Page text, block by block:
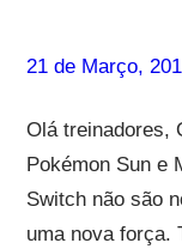
21 de Março,
Olá treinadores,
Pokémon Sun e
Switch não são
uma nova força.